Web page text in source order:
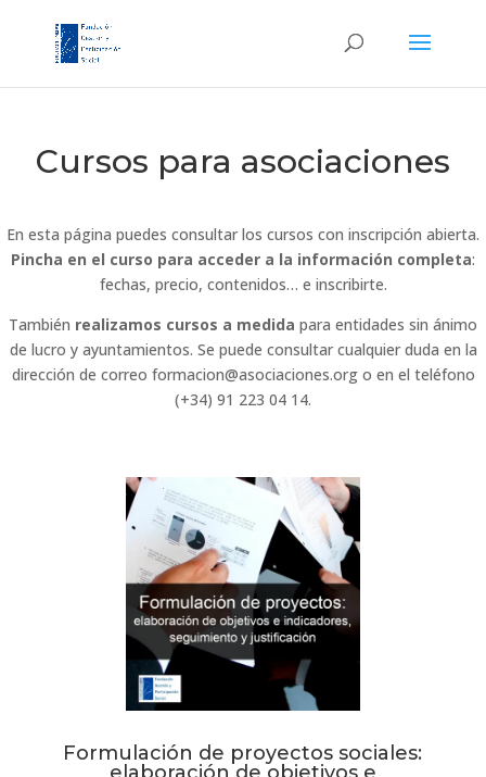
Cursos para asociaciones
En esta página puedes consultar los cursos con inscripción abierta.
Pincha en el curso para acceder a la información completa:
fechas, precio, contenidos… e inscribirte.
También realizamos cursos a medida para entidades sin ánimo
de lucro y ayuntamientos. Se puede consultar cualquier duda en la
dirección de correo formacion@asociaciones.org o en el teléfono
(+34) 91 223 04 14.
Formulación de proyectos sociales: